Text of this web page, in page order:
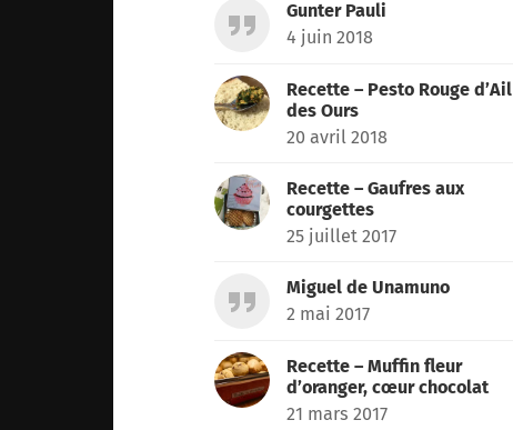
Gunter Pauli
4 juin 2018
Recette – Pesto Rouge d’Ail
des Ours
20 avril 2018
Recette – Gaufres aux
courgettes
25 juillet 2017
Miguel de Unamuno
2 mai 2017
Recette – Muffin fleur
d’oranger, cœur chocolat
21 mars 2017